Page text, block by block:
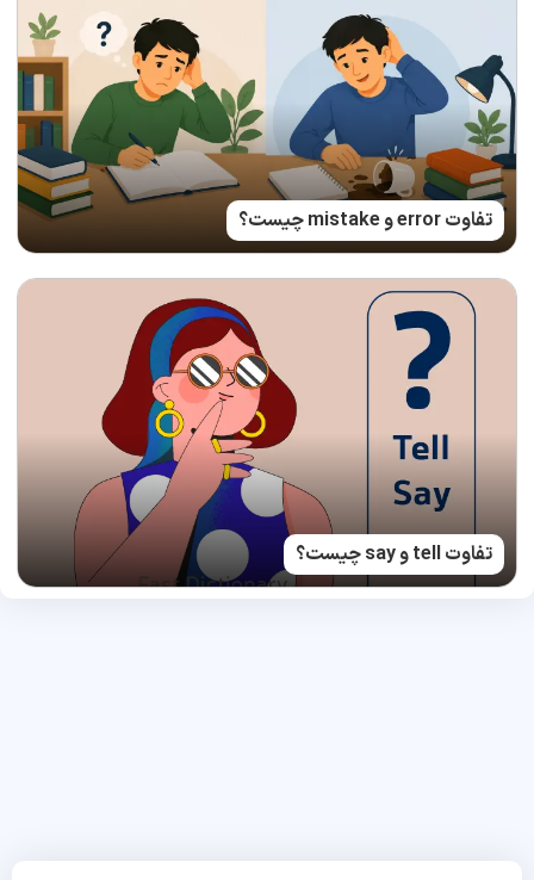
تفاوت error و mistake چیست؟
تفاوت tell و say چیست؟